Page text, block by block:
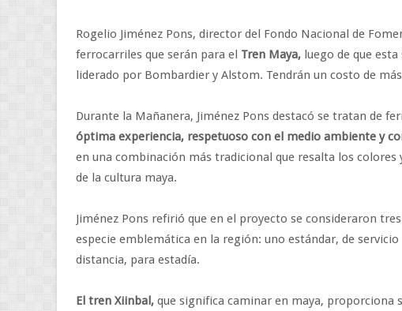
Rogelio Jiménez Pons, director del Fondo Nacional de
ferrocarriles que serán para el Tren Maya, luego de que
liderado por Bombardier y Alstom. Tendrán un costo de
Durante la Mañanera, Jiménez Pons destacó se tratan de
óptima experiencia, respetuoso con el medio ambiente y
en una combinación más tradicional que resalta los
de la cultura maya.
Jiménez Pons refirió que en el proyecto se consideraron
especie emblemática en la región: uno estándar, de
distancia, para estadía.
El tren Xiinbal, que significa caminar en maya, proporciona